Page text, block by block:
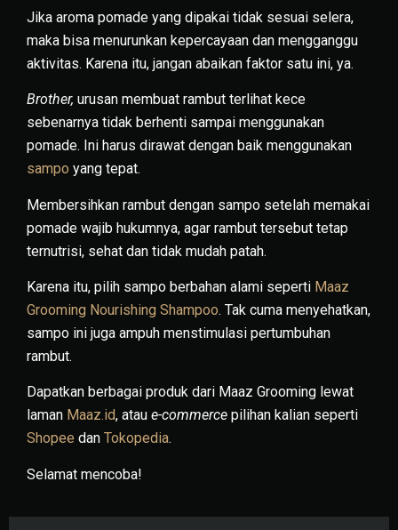
Jika aroma pomade yang dipakai tidak sesuai selera,
maka bisa menurunkan kepercayaan dan mengganggu
aktivitas. Karena itu, jangan abaikan faktor satu ini, ya.
Brother, urusan membuat rambut terlihat kece
sebenarnya tidak berhenti sampai menggunakan
pomade. Ini harus dirawat dengan baik menggunakan
sampo yang tepat.
Membersihkan rambut dengan sampo setelah memakai
pomade wajib hukumnya, agar rambut tersebut tetap
ternutrisi, sehat dan tidak mudah patah.
Karena itu, pilih sampo berbahan alami seperti Maaz
Grooming Nourishing Shampoo. Tak cuma menyehatkan,
sampo ini juga ampuh menstimulasi pertumbuhan
rambut.
Dapatkan berbagai produk dari Maaz Grooming lewat
laman Maaz.id, atau e-commerce pilihan kalian seperti
Shopee dan Tokopedia.
Selamat mencoba!